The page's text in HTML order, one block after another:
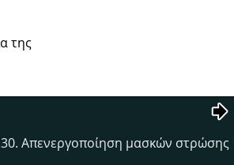
της
Απενεργοποίηση μασκών στρώσης